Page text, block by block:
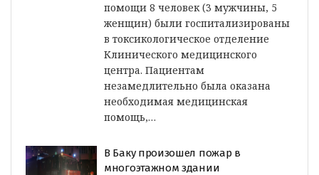
помощи 8 человек (3 мужчины, 5
женщин) были госпитализированы
в токсикологическое отделение
Клинического медицинского
центра. Пациентам
незамедлительно была оказана
необходимая медицинская
помощь,…
В Баку произошел пожар в
многоэтажном здании